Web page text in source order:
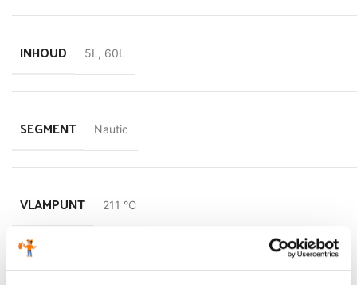
INHOUD 5L , 60L
SEGMENT Nautic
VLAMPUNT 211 °C